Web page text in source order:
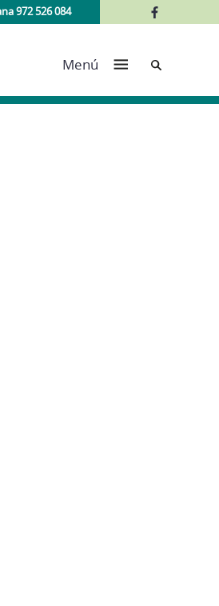
972 526 084
Menú Cerca